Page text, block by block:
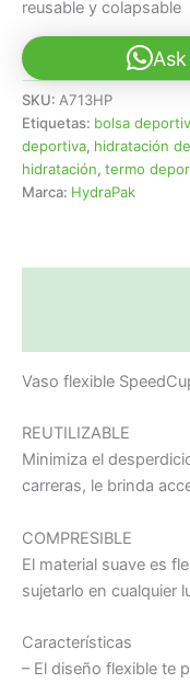
reusable y colapsable
SKU: A713HP
Etiquetas: bolsa
deportiva, hidratación
hidratación, termo
Marca: HydraPak
Vaso flexible
REUTILIZABLE
Minimiza el
carreras, le brinda
COMPRESIBLE
El material suave es
sujetarlo en cualquier
Características
– El diseño flexible te